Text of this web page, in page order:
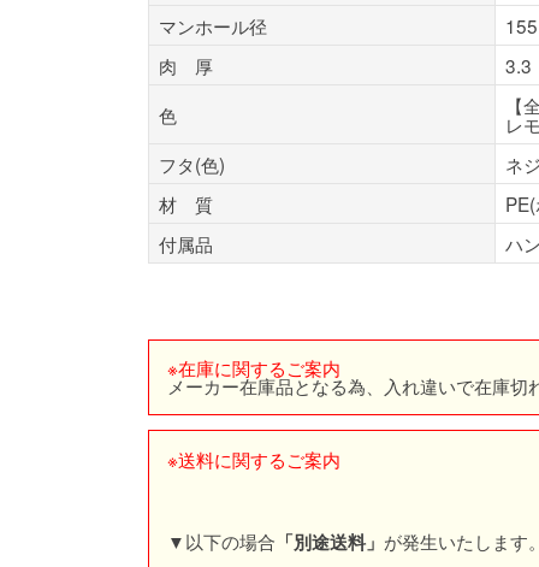
マンホール径
肉 厚
3.3
色
【
レ
フタ(色)
ネ
材 質
付属品
ハ
※在庫に関するご案内
メーカー在庫品となる為、入れ違いで在庫
※送料に関するご案内
▼以下の場合 「別途送料」 が発生いたします